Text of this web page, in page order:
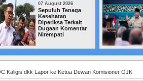
07 August 2026
Sepuluh Tenaga
Kesehatan
Diperiksa Terkait
Dugaan Komentar
Nirempati
07
Kaligis dkk Lapor ke Ketua Dewan Komisioner OJK